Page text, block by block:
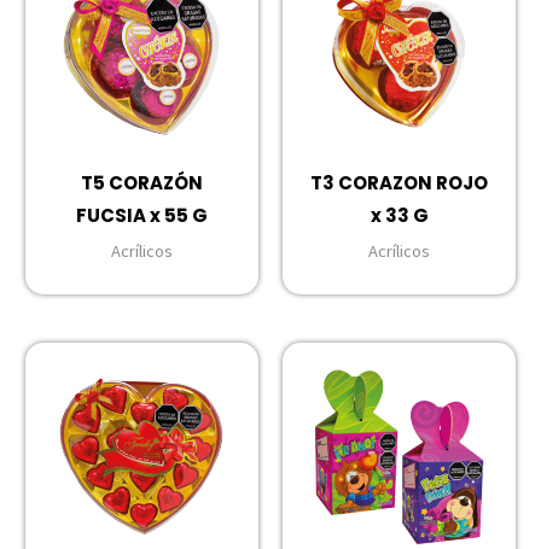
T5 CORAZÓN
FUCSIA x 55 G
Acrílicos
T3 CORAZON ROJO
x 33 G
Acrílicos